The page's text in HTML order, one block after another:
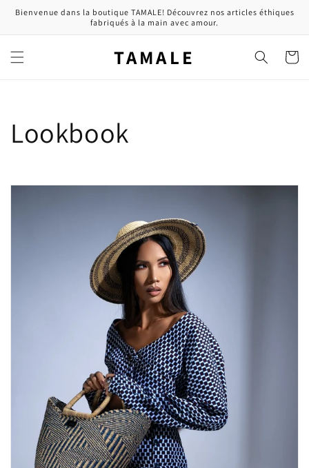
passer
contenu
Bienvenue dans la boutique TAMALE! Découvrez nos articles éthiques
fabriqués à la main avec amour.
TAMALE Panier
Lookbook